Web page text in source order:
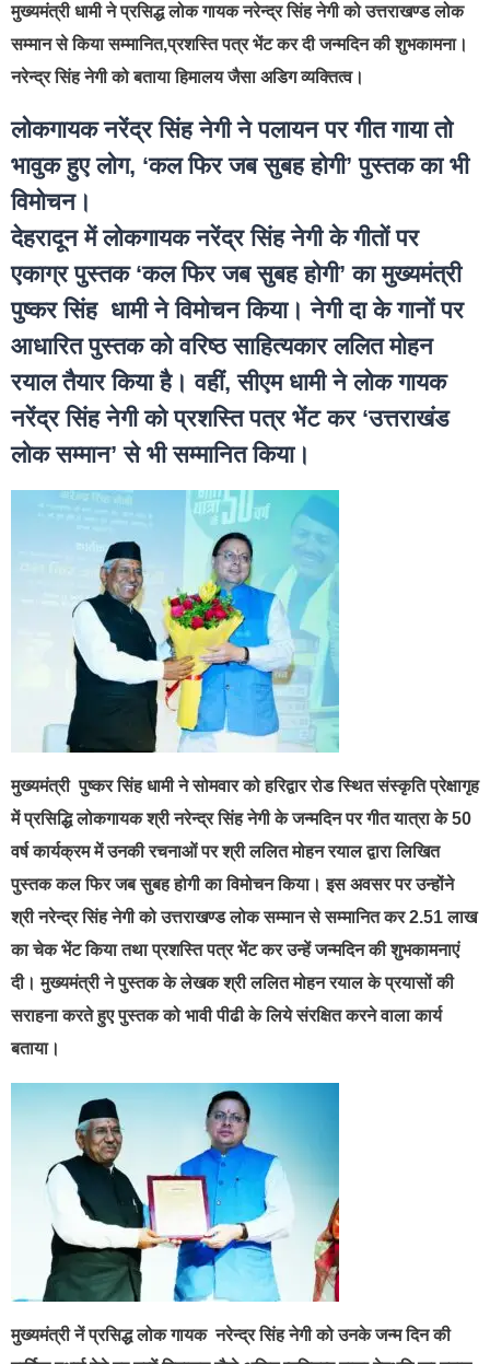
मुख्यमंत्री धामी ने प्रसिद्ध लोक गायक नरेन्द्र सिंह नेगी को उत्तराखण्ड लोक
सम्मान से किया सम्मानित,प्रशस्ति पत्र भेंट कर दी जन्मदिन की शुभकामना।
नरेन्द्र सिंह नेगी को बताया हिमालय जैसा अडिग व्यक्तित्व।
लोकगायक नरेंद्र सिंह नेगी ने पलायन पर गीत गाया तो
भावुक हुए लोग, ‘कल फिर जब सुबह होगी’ पुस्तक का भी
विमोचन।
देहरादून में लोकगायक नरेंद्र सिंह नेगी के गीतों पर
एकाग्र पुस्तक ‘कल फिर जब सुबह होगी’ का मुख्यमंत्री
पुष्कर सिंह धामी ने विमोचन किया। नेगी दा के गानों पर
आधारित पुस्तक को वरिष्ठ साहित्यकार ललित मोहन
रयाल तैयार किया है। वहीं, सीएम धामी ने लोक गायक
नरेंद्र सिंह नेगी को प्रशस्ति पत्र भेंट कर ‘उत्तराखंड
लोक सम्मान’ से भी सम्मानित किया।
मुख्यमंत्री पुष्कर सिंह धामी ने सोमवार को हरिद्वार रोड स्थित संस्कृति प्रेक्षागृह
में प्रसिद्धि लोकगायक श्री नरेन्द्र सिंह नेगी के जन्मदिन पर गीत यात्रा के 50
वर्ष कार्यक्रम में उनकी रचनाओं पर श्री ललित मोहन रयाल द्वारा लिखित
पुस्तक कल फिर जब सुबह होगी का विमोचन किया। इस अवसर पर उन्होंने
श्री नरेन्द्र सिंह नेगी को उत्तराखण्ड लोक सम्मान से सम्मानित कर 2.51 लाख
का चेक भेंट किया तथा प्रशस्ति पत्र भेंट कर उन्हें जन्मदिन की शुभकामनाएं
दी। मुख्यमंत्री ने पुस्तक के लेखक श्री ललित मोहन रयाल के प्रयासों की
सराहना करते हुए पुस्तक को भावी पीढी के लिये संरक्षित करने वाला कार्य
बताया।
मुख्यमंत्री नें प्रसिद्ध लोक गायक नरेन्द्र सिंह नेगी को उनके जन्म दिन की